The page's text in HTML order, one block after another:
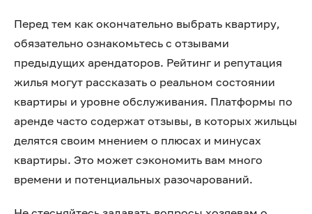
Перед тем как окончательно выбрать квартиру,
обязательно ознакомьтесь с отзывами
предыдущих арендаторов. Рейтинг и репутация
жилья могут рассказать о реальном состоянии
квартиры и уровне обслуживания. Платформы по
аренде часто содержат отзывы, в которых жильцы
делятся своим мнением о плюсах и минусах
квартиры. Это может сэкономить вам много
времени и потенциальных разочарований.